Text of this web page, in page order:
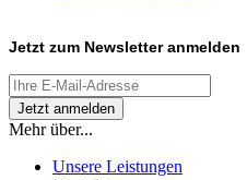
Jetzt zum Newsletter anmelden
Mehr über...
Unsere Leistungen